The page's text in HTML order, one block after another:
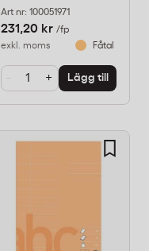
Art nr: 100051971
231,20 kr /fp
exkl. moms
Fåtal i lager
- + Lägg till